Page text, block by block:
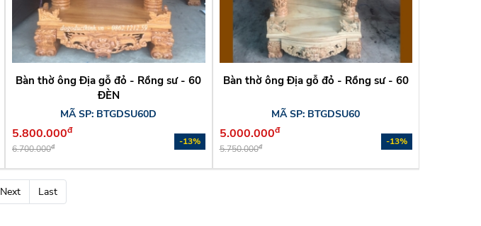
Bàn thờ ông Địa gỗ đỏ - Rồng sư - 60
ĐÈN
MÃ SP: BTGDSU60D
5.800.000đ
6.700.000đ -13%
Bàn thờ ông Địa gỗ đỏ - Rồng sư - 60
MÃ SP: BTGDSU60
5.000.000đ
5.750.000đ -13%
Next Last